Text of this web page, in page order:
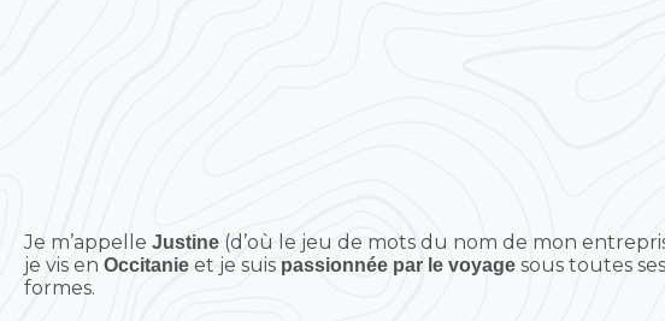
Je m’appelle Justine (d’où le jeu de mots du nom de mon
je vis en Occitanie et je suis passionnée par le voyage sous toutes ses
formes.